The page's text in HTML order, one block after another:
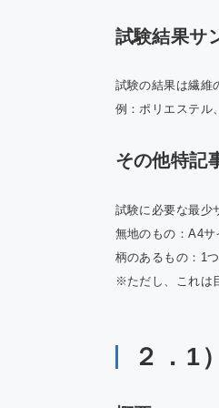
試験結果サ
試験の結果は繊維
例：ポリエステル
その他特記
試験に必要な最少
無地のもの：A4サ
柄のあるもの：1
※ただし、これは
２．1